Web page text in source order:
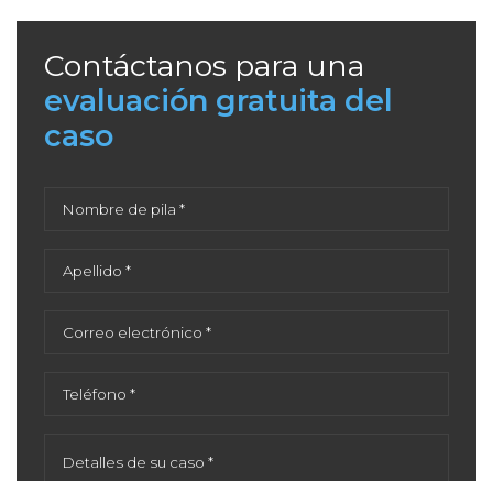
Contáctanos para una
evaluación gratuita del
caso